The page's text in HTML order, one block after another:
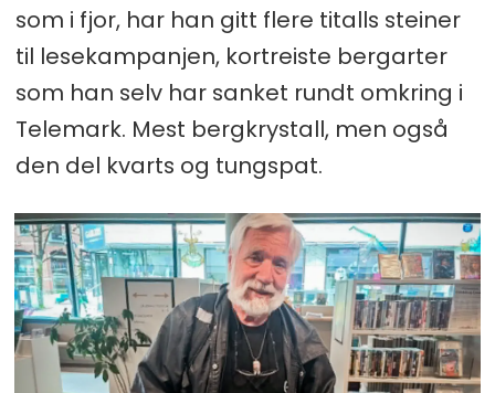
som i fjor, har han gitt flere titalls steiner
til lesekampanjen, kortreiste bergarter
som han selv har sanket rundt omkring i
Telemark. Mest bergkrystall, men også
den del kvarts og tungspat.